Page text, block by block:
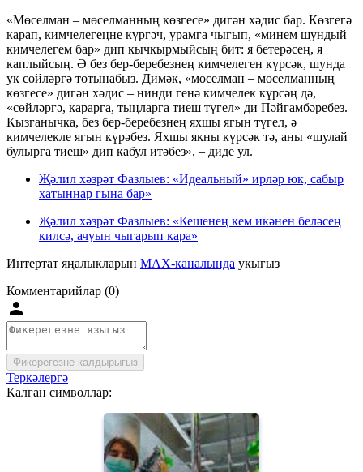
«Мөселман – мөселманның көзгесе» дигән хәдис бар. Көзгегә
карап, кимчелегеңне күргәч, урамга чыгып, «минем шундый
кимчелегем бар» дип кычкырмыйсың бит: я бетерәсең, я
каплыйсың. Ә без бер-беребезнең кимчелеген күрсәк, шунда
ук сөйләргә тотынабыз. Димәк, «мөселман – мөселманның
көзгесе» дигән хәдис – нинди генә кимчелек күрсәң дә,
«сөйләргә, карарга, тыңларга тиеш түгел» ди Пәйгамбәребез.
Кызганычка, без бер-беребезнең яхшы ягын түгел, ә
кимчелекле ягын күрәбез. Яхшы якны күрсәк тә, аны «шулай
булырга тиеш» дип кабул итәбез», – диде ул.
Җәлил хәзрәт Фазлыев: «Идеальный» ирләр юк, сабыр
хатыннар гына бар»
Җәлил хәзрәт Фазлыев: «Кешенең кем икәнен беләсең
килсә, ачуын чыгарып кара»
Интертат яңалыкларын MAX-каналында укыгыз
Комментарийлар (0)
Фикерегезне калдырыгыз
Теркәлергә
Калган символлар: